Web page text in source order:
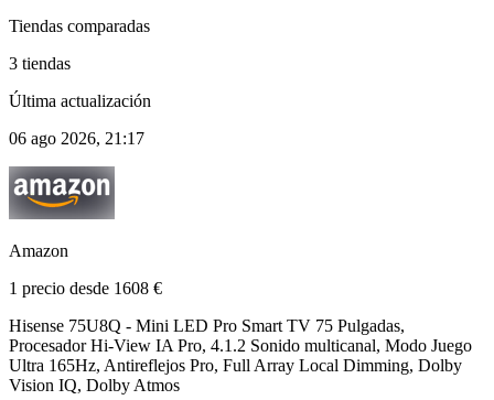
Tiendas comparadas
3 tiendas
Última actualización
06 ago 2026, 21:17
Amazon
1 precio desde 1608 €
Hisense 75U8Q - Mini LED Pro Smart TV 75 Pulgadas,
Procesador Hi-View IA Pro, 4.1.2 Sonido multicanal, Modo Juego
Ultra 165Hz, Antireflejos Pro, Full Array Local Dimming, Dolby
Vision IQ, Dolby Atmos